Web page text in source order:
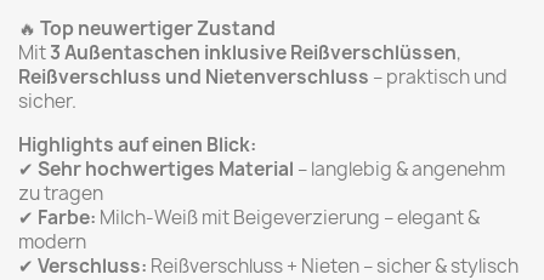
🔥 Top neuwertiger Zustand
Mit3 Außentaschen inklusive Reißverschlüssen,
Reißverschluss und Nietenverschluss – praktisch und
sicher.
Highlights auf einen Blick:
✔ Sehr hochwertiges Material – langlebig & angenehm
zu tragen
✔ Farbe: Milch-Weiß mit Beigeverzierung – elegant &
modern
✔ Verschluss: Reißverschluss + Nieten – sicher & stylisch